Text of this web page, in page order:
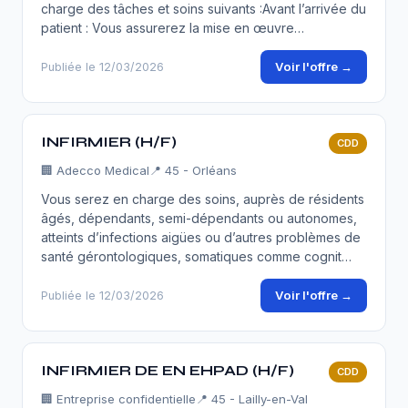
charge des tâches et soins suivants :Avant l’arrivée du
patient : Vous assurerez la mise en œuvre…
Publiée le 12/03/2026 Voir l'offre →
INFIRMIER (H/F) CDD
🏢 Adecco Medical 📍 45 - Orléans
Vous serez en charge des soins, auprès de résidents
âgés, dépendants, semi-dépendants ou autonomes,
atteints d’infections aigües ou d’autres problèmes de
santé gérontologiques, somatiques comme cognit…
Publiée le 12/03/2026 Voir l'offre →
INFIRMIER DE EN EHPAD (H/F) CDD
🏢 Entreprise confidentielle 📍 45 - Lailly-en-Val